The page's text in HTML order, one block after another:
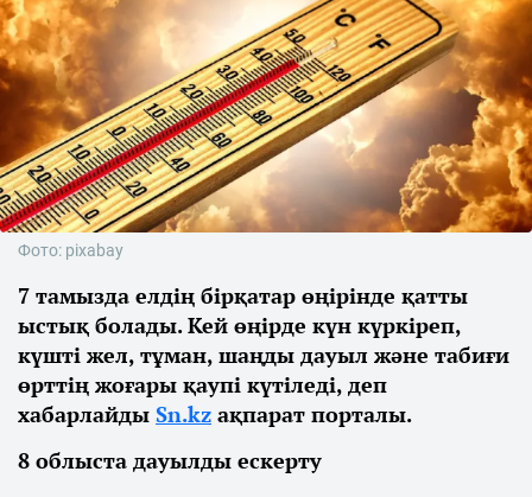
Фото: pixabay
7 тамызда елдің бірқатар өңірінде қатты
ыстық болады. Кей өңірде күн күркіреп,
күшті жел, тұман, шаңды дауыл және табиғи
өрттің жоғары қаупі күтіледі, деп
хабарлайды Sn.kz ақпарат порталы.
8 облыста дауылды ескерту